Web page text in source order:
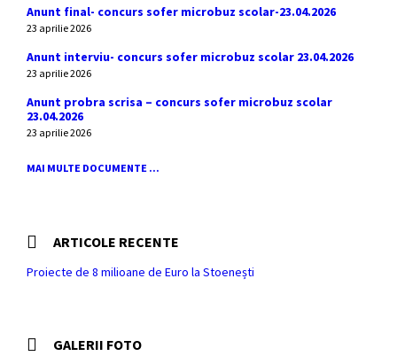
Anunt final- concurs sofer microbuz scolar-23.04.2026
23 aprilie 2026
Anunt interviu- concurs sofer microbuz scolar 23.04.2026
23 aprilie 2026
Anunt probra scrisa – concurs sofer microbuz scolar
23.04.2026
23 aprilie 2026
MAI MULTE DOCUMENTE ...
ARTICOLE RECENTE
Proiecte de 8 milioane de Euro la Stoenești
GALERII FOTO